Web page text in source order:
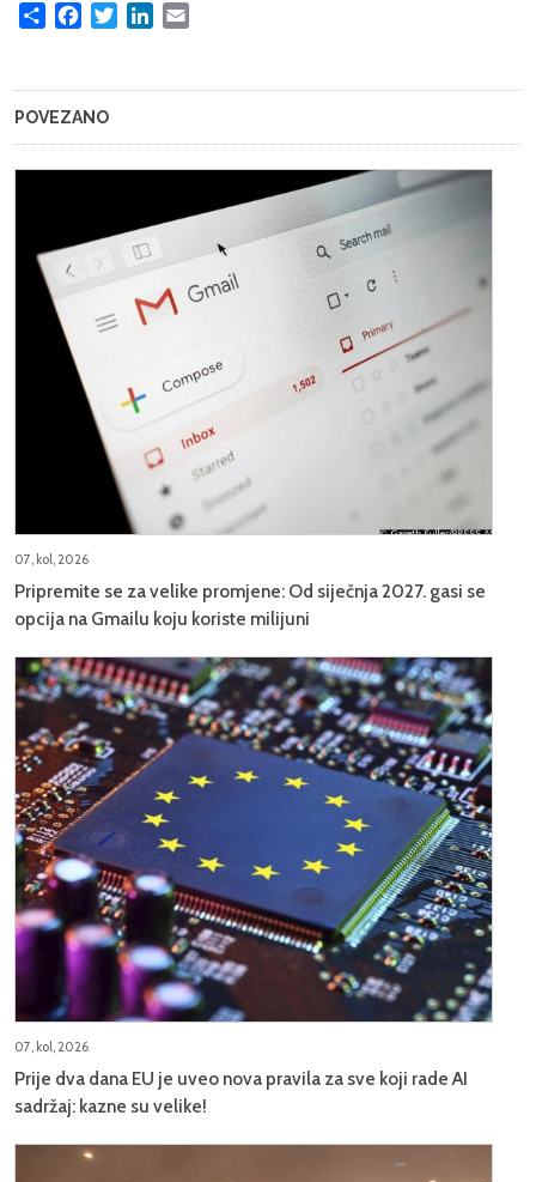
Share FacebookTwitterLinkedIn
POVEZANO
07, kol, 2026
Pripremite se za velike promjene: Od siječnja 2027. gasi se
opcija na Gmailu koju koriste milijuni
07, kol, 2026
Prije dva dana EU je uveo nova pravila za sve koji rade AI
sadržaj: kazne su velike!